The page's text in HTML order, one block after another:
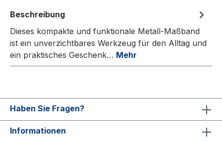
Beschreibung
Dieses kompakte und funktionale Metall-Maßband
ist ein unverzichtbares Werkzeug für den Alltag und
ein praktisches Geschenk… Mehr
Haben Sie Fragen?
Informationen